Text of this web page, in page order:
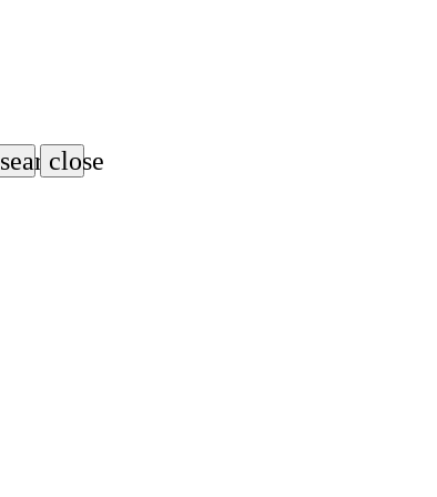
searchclose